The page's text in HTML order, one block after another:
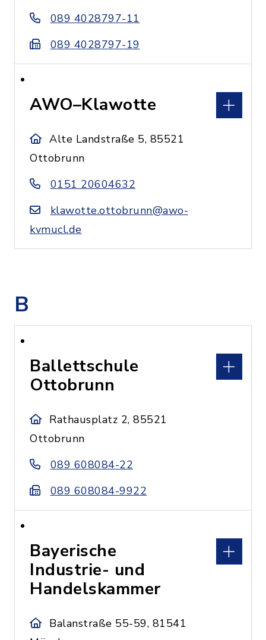
089 4028797-11
089 4028797-19
AWO–Klawotte
Alte Landstraße 5, 85521
Ottobrunn
0151 20604632
klawotte.ottobrunn@awo-
kvmucl.de
B
Ballettschule
Ottobrunn
Rathausplatz 2, 85521
Ottobrunn
089 608084-22
089 608084-9922
Bayerische
Industrie- und
Handelskammer
Balanstraße 55-59, 81541